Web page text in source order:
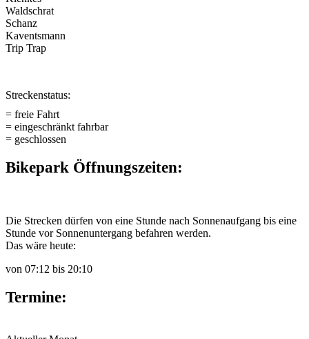
Waldschrat
Schanz
Kaventsmann
Trip Trap
Streckenstatus:
= freie Fahrt
= eingeschränkt fahrbar
= geschlossen
Bikepark Öffnungszeiten:
Die Strecken dürfen von eine Stunde nach Sonnenaufgang bis eine
Stunde vor Sonnenuntergang befahren werden.
Das wäre heute:
von 07:12 bis 20:10
Termine: